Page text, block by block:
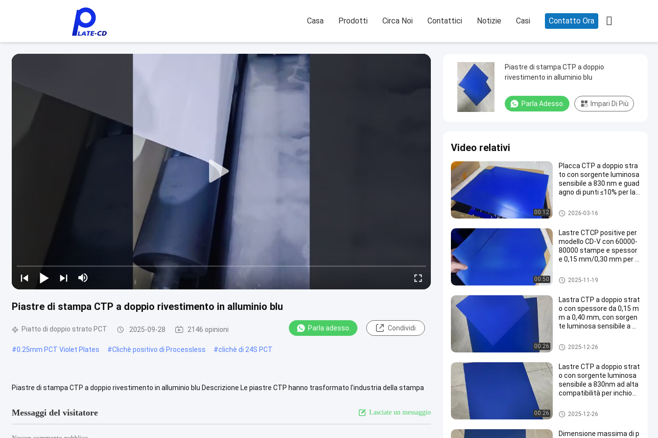
Casa Prodotti Circa Noi Contattici Notizie Casi Contatto Ora 
Piastre di stampa CTP a doppio rivestimento in alluminio blu
Piatto di doppio strato PCT 2025-09-28 2146 opinioni Parla adesso. Condividi
#0.25mm PCT Violet Plates #Clichè positivo di Processless #clichè di 24S PCT
Piastre di stampa CTP a doppio rivestimento in alluminio blu Descrizione Le piastre CTP hanno trasformato l'industria della stampa
Messaggi del visitatore Lasciate un messaggio
Piastre di stampa CTP a doppio
rivestimento in alluminio blu
Parla Adesso. Impari Di Più
Video relativi
00:12
Placca CTP a doppio stra
to con sorgente luminosa
sensibile a 830 nm e guad
agno di punti ≤10% per la
Piatto di doppio strato PCT
2026-03-16
00:50
Lastre CTCP positive per
modello CD-V con 60000-
80000 stampe e spessor
e 0,15 mm/0,30 mm per s
Clichè di CTCP
2025-11-19
00:26
Lastra CTP a doppio strat
o con spessore da 0,15 m
m a 0,40 mm, con sorgen
te luminosa sensibile a 83
a di 24 mesi
Piatto di doppio strato PCT
2025-12-26
00:26
Lastre CTP a doppio strat
o con sorgente luminosa
sensibile a 830nm ad alta
compatibilità per inchiost
V
Piatto di doppio strato PCT
2025-12-26
Dimensione massima di p